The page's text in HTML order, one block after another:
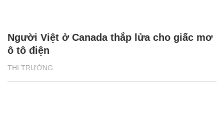
THỊ TRƯỜNG
Người Việt ở Canada thắp lửa cho giấc mơ
ô tô điện